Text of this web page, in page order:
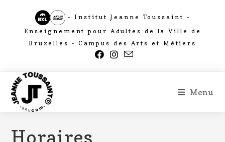
- Institut Jeanne Toussaint -
Enseignement pour Adultes de la Ville de
Bruxelles - Campus des Arts et Métiers
Menu
Horaires